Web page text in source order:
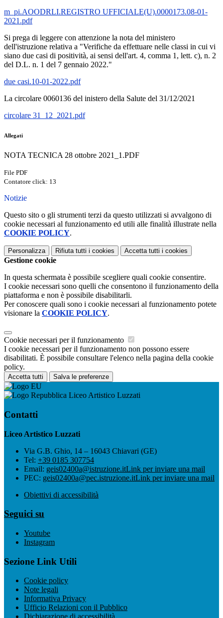
m_pi.AOODRLI.REGISTRO UFFICIALE(U).0000173.08-01-
2021.pdf
Si prega di leggere con attenzione la nota del ministero
dell'istruzione relativa a "Verifiche da effettuare nelle classi in cui vi
siano due casi di positività, ai sensi dell'art. 4, comma 1, lett. c), n. 2
del D.L. n. 1 del 7 gennaio 2022."
due casi.10-01-2022.pdf
La circolare 0060136 del inistero della Salute del 31/12/2021
circolare 31_12_2021.pdf
Allegati
NOTA TECNICA 28 ottobre 2021_1.PDF
File PDF
Contatore click: 13
Notizie
Questo sito o gli strumenti terzi da questo utilizzati si avvalgono di
cookie necessari al funzionamento ed utili alle finalità illustrate nella
COOKIE POLICY.
Personalizza Rifiuta tutti i cookies Accetta tutti i cookies
Gestione cookie
In questa schermata è possibile scegliere quali cookie consentire.
I cookie necessari sono quelli che consentono il funzionamento della
piattaforma e non è possibile disabilitarli.
Per conoscere quali sono i cookie necessari al funzionamento potete
visionare la COOKIE POLICY.
Cookie necessari per il funzionamento
I cookie necessari per il funzionamento non possono essere
disabilitati. È possibile consultare l'elenco nella pagina della cookie
policy.
Accetta tutti Salva le preferenze
Liceo Artistico Luzzati
Contatti
Liceo Artistico Luzzati
Via G.B. Ghio, 14 – 16043 Chiavari (GE)
Tel: +39 0185 307754
Email: geis02400a@istruzione.itLink per inviare una mail
PEC: geis02400a@pec.istruzione.itLink per inviare una mail
Obiettivi di accessibilità
Seguici su
Youtube
Instagram
Sezione Link Utili
Cookie policy
Note legali
Informativa Privacy
Ufficio Relazioni con il Pubblico